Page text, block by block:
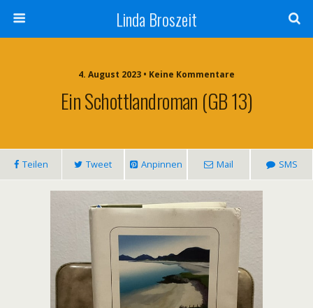
Linda Broszeit
4. August 2023 • Keine Kommentare
Ein Schottlandroman (GB 13)
Teilen Tweet Anpinnen Mail SMS